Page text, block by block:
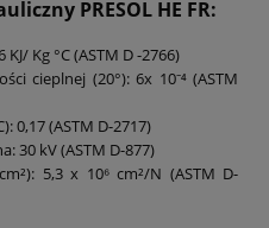
PRESOL HE FR:
KJ/ Kg °C (ASTM D -2766)
cieplnej (20°): 6x 10⁻⁴ (ASTM
0,17 (ASTM D-2717)
30 kV (ASTM D-877)
5,3 x 10⁶ cm²/N (ASTM D-